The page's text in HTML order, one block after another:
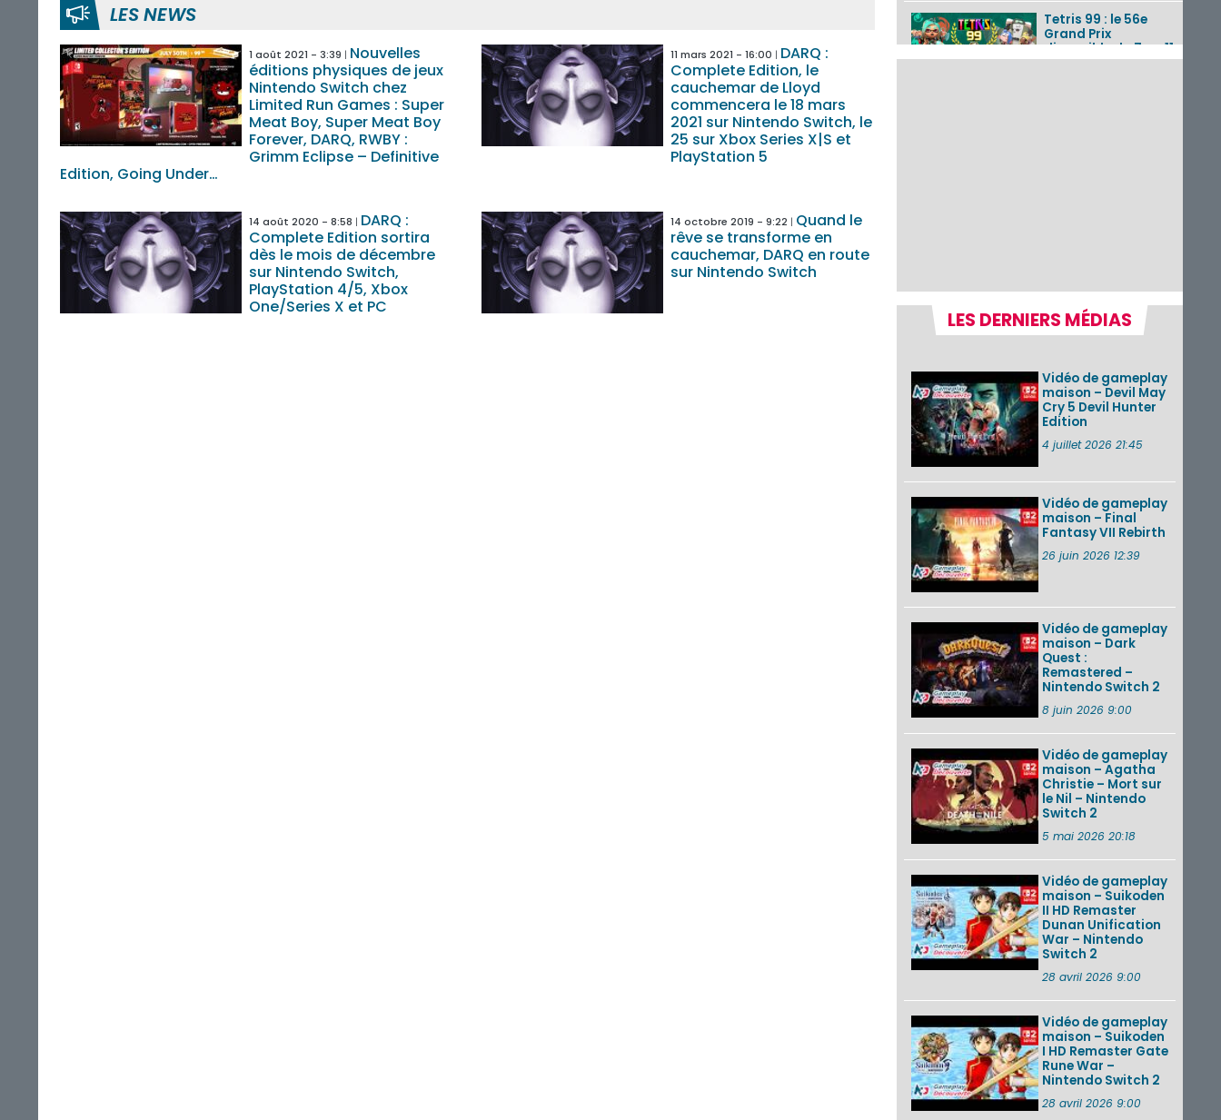
LES NEWS
1 août 2021 - 3:39
Nouvelles
éditions physiques de jeux
Nintendo Switch chez
Limited Run Games : Super
Meat Boy, Super Meat Boy
Forever, DARQ, RWBY :
Grimm Eclipse – Definitive
Edition, Going Under…
11 mars 2021 - 16:00
DARQ :
Complete Edition, le
cauchemar de Lloyd
commencera le 18 mars
2021 sur Nintendo Switch, le
25 sur Xbox Series X|S et
PlayStation 5
14 août 2020 - 8:58
DARQ :
Complete Edition sortira
dès le mois de décembre
sur Nintendo Switch,
PlayStation 4/5, Xbox
One/Series X et PC
14 octobre 2019 - 9:22
Quand le
rêve se transforme en
cauchemar, DARQ en route
sur Nintendo Switch
Tetris 99 : le 56e
Grand Prix
disponible du 7 au 11
août 2026 avec un
des séquences de
game...
Pokémon GO : les
Un Fire Emblem :
Fortune’s Weave
Direct d’environ 20
août 2026...
Les sorties eShop de
la semaine 31 de
2026 (Xenoblade
Chronicles 2 –
VOIR PLUS DE NEWS
LES DERNIERS MÉDIAS
Vidéo de gameplay
maison – Devil May
Cry 5 Devil Hunter
Edition
4 juillet 2026 21:45
Vidéo de gameplay
maison – Final
Fantasy VII Rebirth
26 juin 2026 12:39
Vidéo de gameplay
maison – Dark
Quest :
Remastered –
Nintendo Switch 2
8 juin 2026 9:00
Vidéo de gameplay
maison – Agatha
Christie – Mort sur
le Nil – Nintendo
Switch 2
5 mai 2026 20:18
Vidéo de gameplay
maison – Suikoden
II HD Remaster
Dunan Unification
War – Nintendo
Switch 2
28 avril 2026 9:00
Vidéo de gameplay
maison – Suikoden
I HD Remaster Gate
Rune War –
Nintendo Switch 2
28 avril 2026 9:00